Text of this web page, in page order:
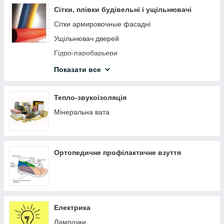
Струбцини
Ящики, органайзери
Ножівки, пили
ЗАКЛЕПКИ ТА ЗАКЛЕПНИКИ
Кутники
Ножиці ручні по металу
Будівельні олівці, маркери
Стамески
Зубила, монтувалки
Сітки, плівки будівельні і ущільнювачі
Сітки армировочные фасадні
Ущільнювач дверей
Гідро-паробарьери
Сітка армуюча штукатурка для внутрішніх робіт
Сітка антимоскітна
Мікрофібра для бетону та стяжок
Показати все
Тепло-звукоізоляція
Мінеральна вата
Ортопедичне профілактичне взуття
Електрика
Лампочки